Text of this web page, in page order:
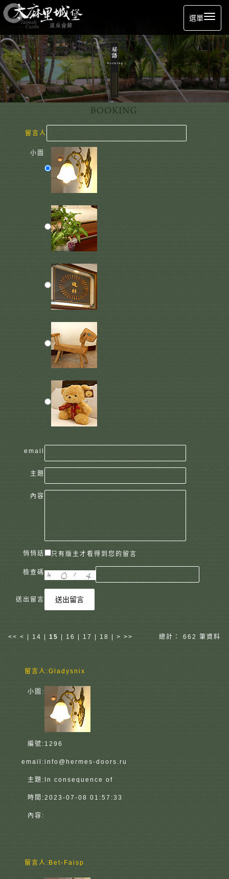
選單
留言人
小圖
email
主題
內容
悄悄話 只有版主才看得到您的留言
檢查碼
送出留言 送出留言
<< < 14 15 16 17 18 > >> 總計： 662 筆資料
留言人:Gladysnix
小圖:
編號: 1296
email:info@hermes-doors.ru
主題: In consequence of
時間:2023-07-08 01:57:33
內容:
留言人: Bet-Faisp